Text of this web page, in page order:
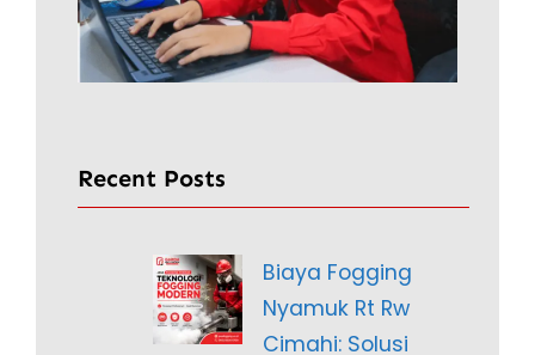
Recent Posts
Biaya Fogging
Nyamuk Rt Rw
Cimahi: Solusi